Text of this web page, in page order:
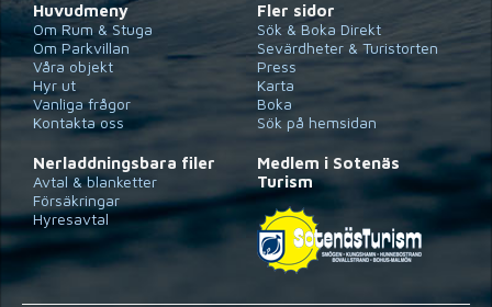
Huvudmeny
Om Rum & Stuga
Om Parkvillan
Våra objekt
Hyr ut
Vanliga frågor
Kontakta oss
Fler sidor
Sök & Boka Direkt
Sevärdheter & Turistorten
Press
Karta
Boka
Sök på hemsidan
Nerladdningsbara filer
Avtal & blanketter
Försäkringar
Hyresavtal
Medlem i Sotenäs
Turism